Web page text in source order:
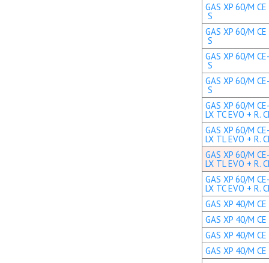
GAS XP 60/M
S
GAS XP 60/M
S
GAS XP 60/M
S
GAS XP 60/M
S
GAS XP 60/M
LX TC EVO + R.
GAS XP 60/M
LX TL EVO + R.
GAS XP 60/M
LX TL EVO + R.
GAS XP 60/M
LX TC EVO + R.
GAS XP 40/M CE
GAS XP 40/M
GAS XP 40/M
GAS XP 40/M